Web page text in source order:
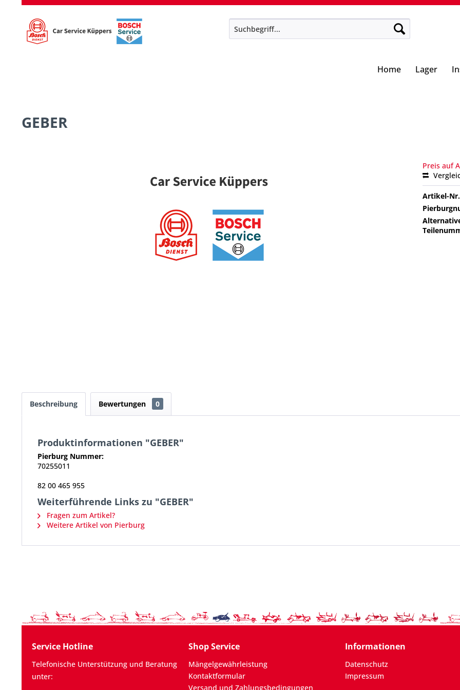
Home Lager
GEBER
Preis auf
Artikel-
Beschreibung Bewertungen 0
Produktinformationen "GEBER"
Pierburg Nummer:
70255011
82 00 465 955
Weiterführende Links zu "GEBER"
Fragen zum Artikel?
Weitere Artikel von Pierburg
Service Hotline
Telefonische Unterstützung und Beratung
unter:
Shop Service
Mängelgewährleistung
Kontaktformular
Versand und Zahlungsbedingungen
Informationen
Datenschutz
Impressum